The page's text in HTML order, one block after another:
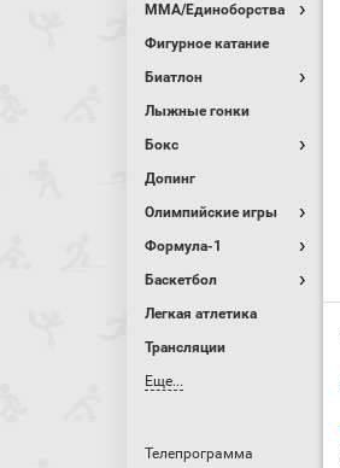
MMA/Единоборства
Фигурное катание
Биатлон
Лыжные гонки
Бокс
Допинг
Олимпийские игры
Формула-1
Баскетбол
Легкая атлетика
Трансляции
Еще...
Телепрограмма